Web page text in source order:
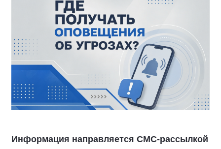
Информация направляется СМС-рассылкой